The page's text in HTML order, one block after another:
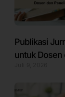
Publikasi
untuk Dosen